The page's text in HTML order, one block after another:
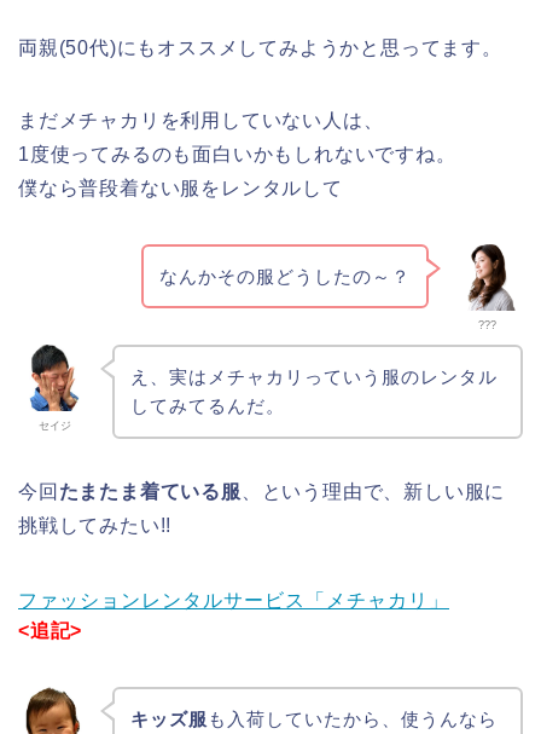
両親(50代)にもオススメしてみようかと思ってます。
まだメチャカリを利用していない人は、
1度使ってみるのも面白いかもしれないですね。
僕なら普段着ない服をレンタルして
???
なんかその服どうしたの～？
セイジ
え、実はメチャカリっていう服のレンタル
してみてるんだ。
今回 たまたま着ている服
、という理由で、新しい服に
挑戦してみたい!!
ファッションレンタルサービス「メチャカリ」
<追記>
キッズ服 も入荷していたから、使うんなら